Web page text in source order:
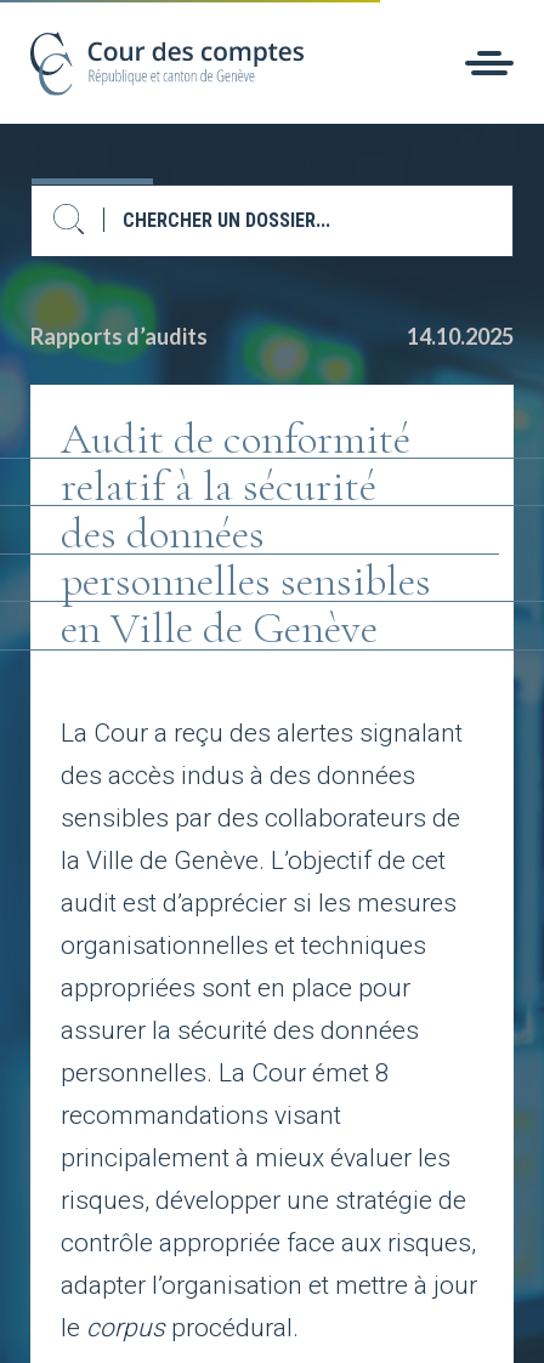
Rapports d’audits 14.10.2025
Audit de conformité
relatif à la sécurité
des données
personnelles sensibles
en Ville de Genève
La Cour a reçu des alertes signalant
des accès indus à des données
sensibles par des collaborateurs de
la Ville de Genève. L’objectif de cet
audit est d’apprécier si les mesures
organisationnelles et techniques
appropriées sont en place pour
assurer la sécurité des données
personnelles. La Cour émet 8
recommandations visant
principalement à mieux évaluer les
risques, développer une stratégie de
contrôle appropriée face aux risques,
adapter l’organisation et mettre à jour
le corpusprocédural.